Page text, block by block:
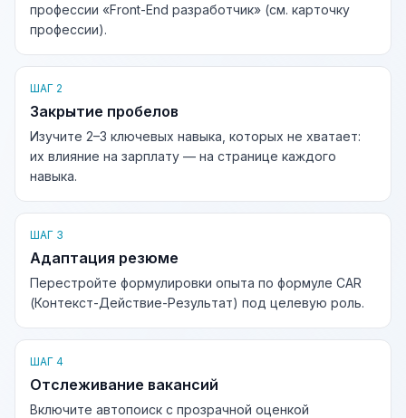
профессии «Front-End разработчик» (см. карточку
профессии).
ШАГ 2
Закрытие пробелов
Изучите 2–3 ключевых навыка, которых не хватает:
их влияние на зарплату — на странице каждого
навыка.
ШАГ 3
Адаптация резюме
Перестройте формулировки опыта по формуле CAR
(Контекст-Действие-Результат) под целевую роль.
ШАГ 4
Отслеживание вакансий
Включите автопоиск с прозрачной оценкой